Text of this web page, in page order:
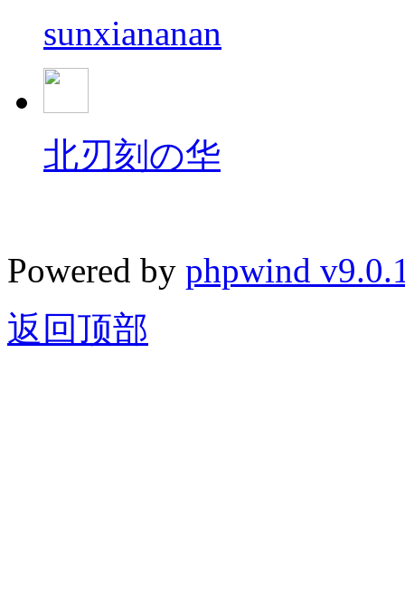
sunxiananan
北刃刻の华
Powered by phpwind
返回顶部